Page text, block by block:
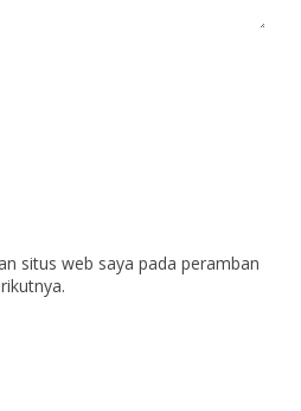
situs web saya pada peramban